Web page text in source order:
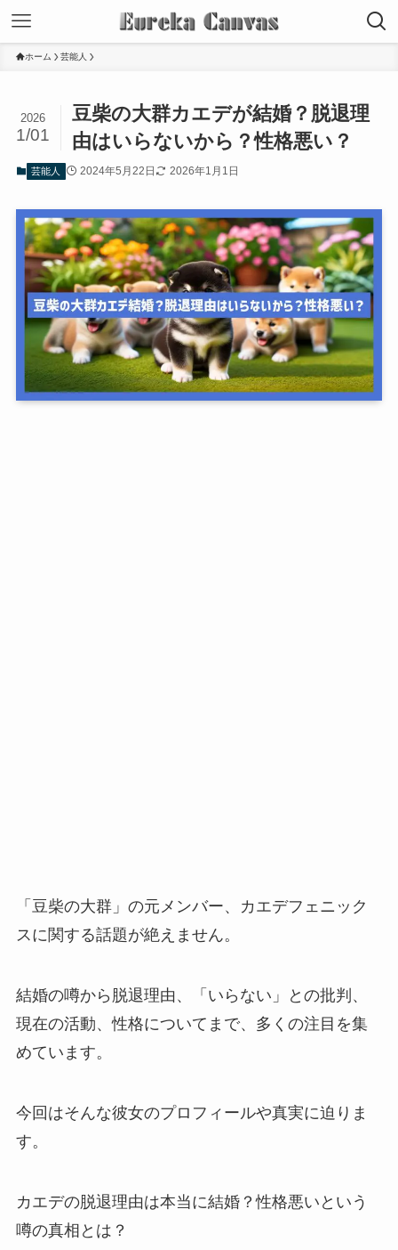
ホーム 芸能人
豆柴の大群カエデが結婚？脱退理
由はいらないから？性格悪い？
2026
1/01
芸能人 2024年5月22日 2026年1月1日
「豆柴の大群」の元メンバー、カエデフェニック
スに関する話題が絶えません。
結婚の噂から脱退理由、「いらない」との批判、
現在の活動、性格についてまで、多くの注目を集
めています。
今回はそんな彼女のプロフィールや真実に迫りま
す。
カエデの脱退理由は本当に結婚？性格悪いという
噂の真相とは？